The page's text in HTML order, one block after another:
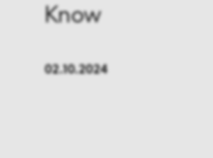
FMCG & Retail
Know
02.10.2024